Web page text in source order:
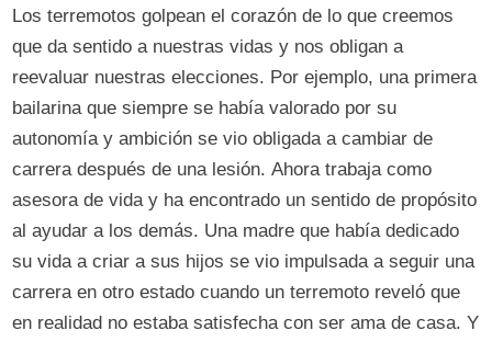
Los terremotos golpean el corazón de lo que creemos
que da sentido a nuestras vidas y nos obligan a
reevaluar nuestras elecciones. Por ejemplo, una primera
bailarina que siempre se había valorado por su
autonomía y ambición se vio obligada a cambiar de
carrera después de una lesión. Ahora trabaja como
asesora de vida y ha encontrado un sentido de propósito
al ayudar a los demás. Una madre que había dedicado
su vida a criar a sus hijos se vio impulsada a seguir una
carrera en otro estado cuando un terremoto reveló que
en realidad no estaba satisfecha con ser ama de casa. Y